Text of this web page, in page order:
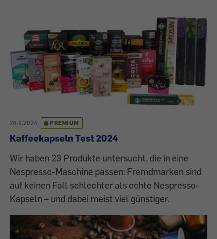
26.9.2024 PREMIUM
Kaffeekapseln Test 2024
Wir haben 23 Produkte untersucht, die in eine
Nespresso-Maschine passen: Fremdmarken sind
auf keinen Fall schlechter als echte Nespresso-
Kapseln – und dabei meist viel günstiger.